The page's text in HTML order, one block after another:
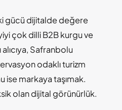
gücü dijitalde değere
çok dilli B2B kurgu ve
Safranbolu
odaklı turizm
ise markaya taşımak.
olan dijital görünürlük.